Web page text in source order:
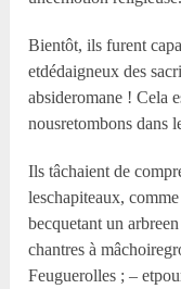
Bientôt, ils furent
etdédaigneux des
absideromane ! Cela
nousretombons dans
Ils tâchaient de
leschapiteaux,
becquetant un
chantres à
Feuguerolles ; –